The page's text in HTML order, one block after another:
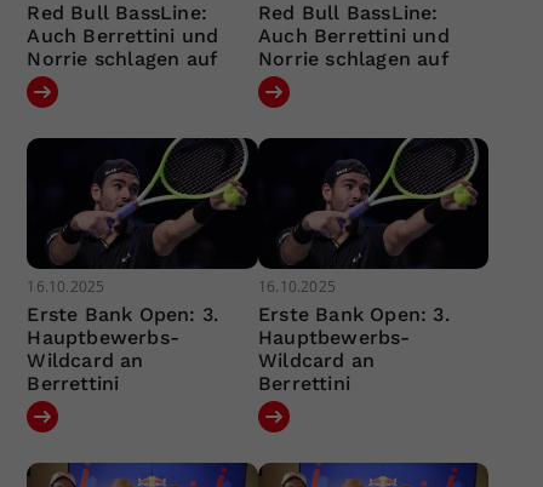
Red Bull BassLine:
Auch Berrettini und
Norrie schlagen auf
Red Bull BassLine:
Auch Berrettini und
Norrie schlagen auf
16.10.2025
Erste Bank Open: 3.
Hauptbewerbs-
Wildcard an
Berrettini
16.10.2025
Erste Bank Open: 3.
Hauptbewerbs-
Wildcard an
Berrettini